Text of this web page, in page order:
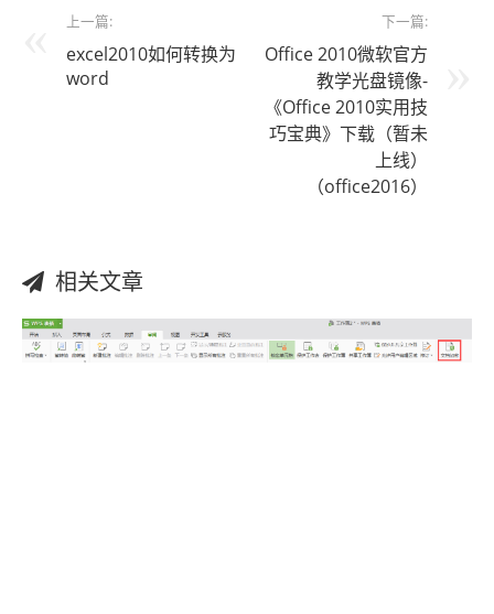
上一篇:
excel2010如何转换为
word
下一篇:
Office 2010微软官方
教学光盘镜像-
《Office 2010实用技
巧宝典》下载（暂未
上线）
（office2016）
相关文章